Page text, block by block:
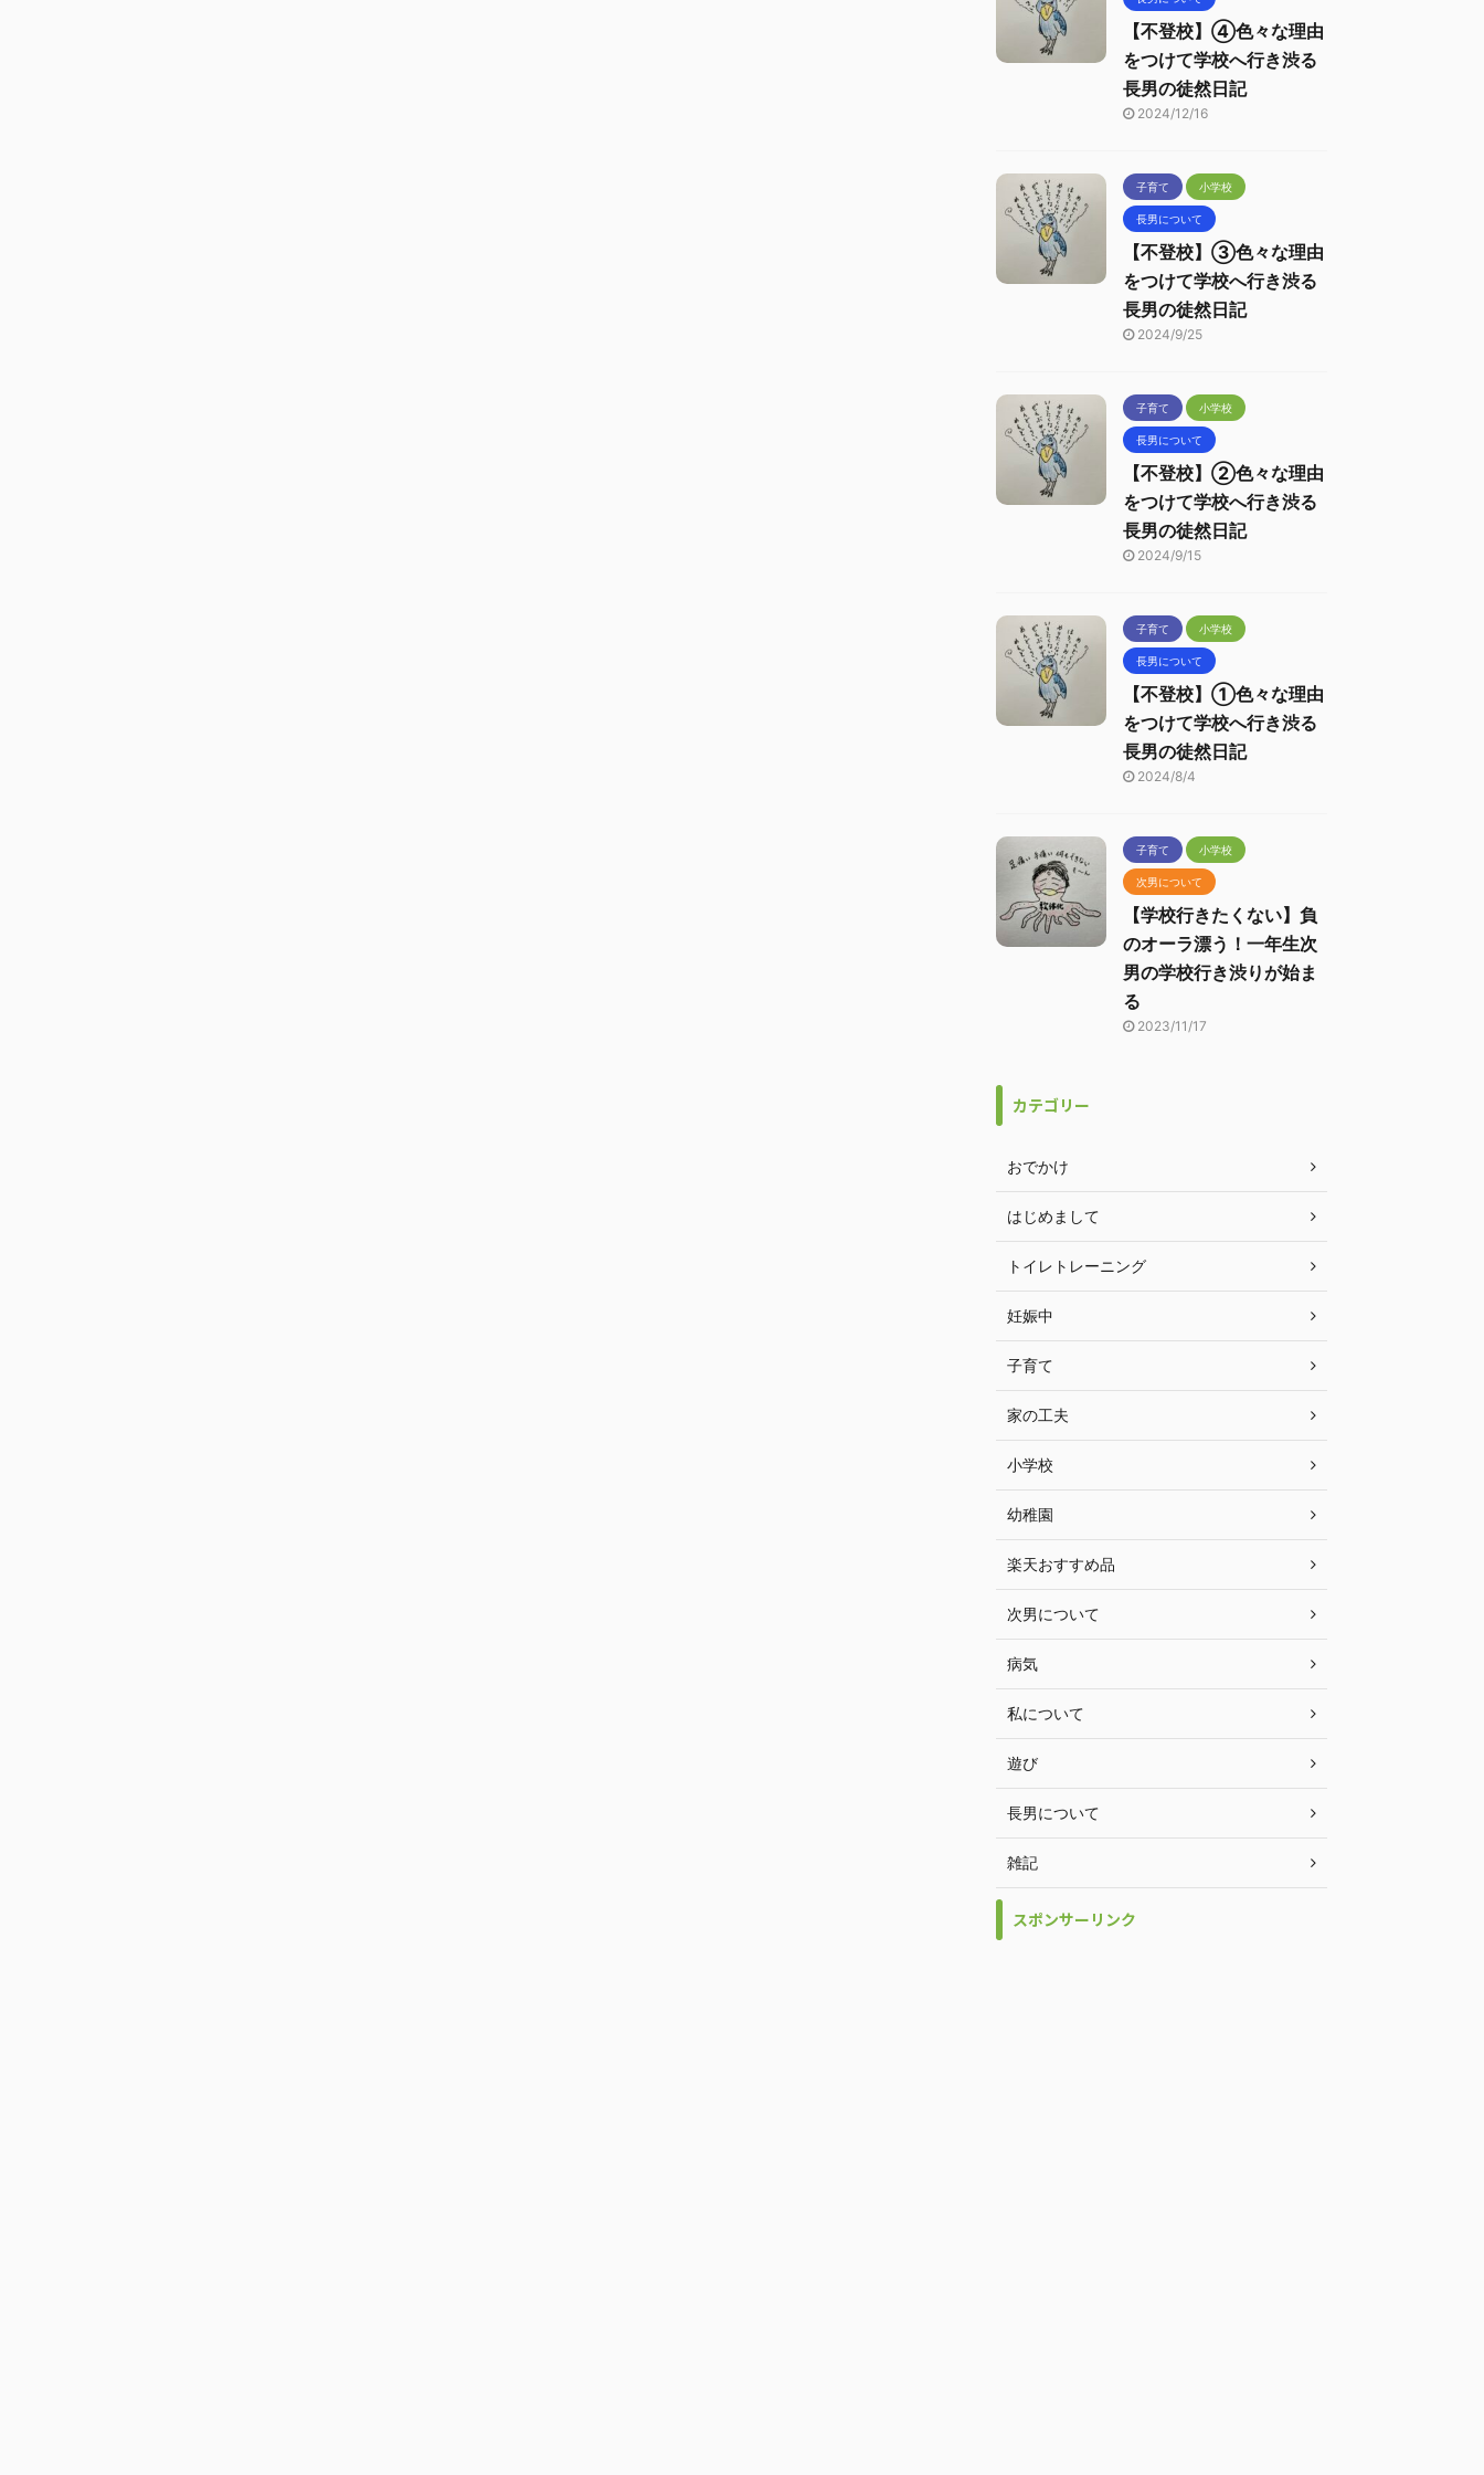
【不登校】④色々な理由
をつけて学校へ行き渋る
長男の徒然日記
2024/12/16
子育て 小学校
長男について
【不登校】③色々な理由
をつけて学校へ行き渋る
長男の徒然日記
2024/9/25
子育て 小学校
長男について
【不登校】②色々な理由
をつけて学校へ行き渋る
長男の徒然日記
2024/9/15
子育て 小学校
長男について
【不登校】①色々な理由
をつけて学校へ行き渋る
長男の徒然日記
2024/8/4
子育て 小学校
次男について
【学校行きたくない】負
のオーラ漂う！一年生次
男の学校行き渋りが始ま
る
2023/11/17
カテゴリー
おでかけ
はじめまして
トイレトレーニング
妊娠中
子育て
家の工夫
小学校
幼稚園
楽天おすすめ品
次男について
病気
私について
遊び
長男について
雑記
スポンサーリンク